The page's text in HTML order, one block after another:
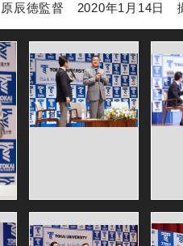
原辰徳監督 2020年1月14日